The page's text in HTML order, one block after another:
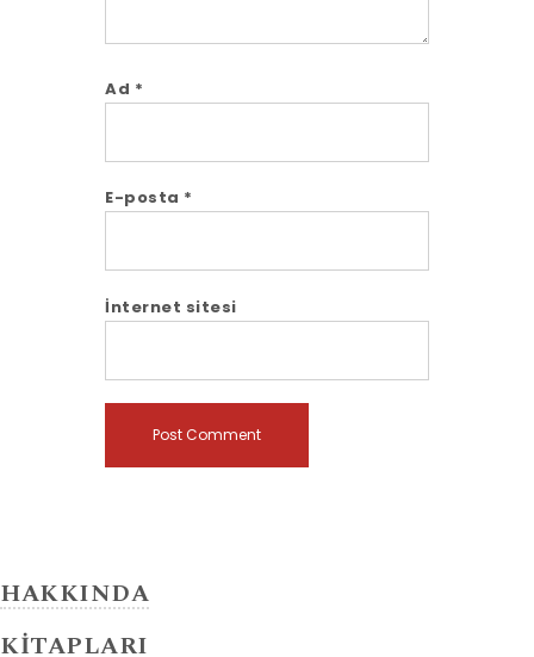
Ad *
E-posta *
İnternet sitesi
HAKKINDA
KİTAPLARI